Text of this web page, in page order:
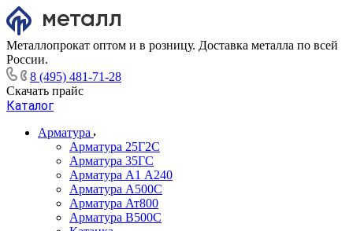
Металлопрокат оптом и в розницу. Доставка металла по всей
России.
8 (495) 481-71-28
Скачать прайс
Каталог
Арматура
Арматура 25Г2С
Арматура 35ГС
Арматура А1 А240
Арматура А500С
Арматура Ат800
Арматура В500С